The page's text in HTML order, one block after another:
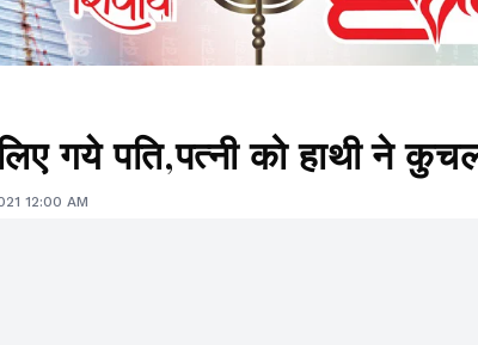
गये पति,पत्नी को हाथी ने
12:00 AM